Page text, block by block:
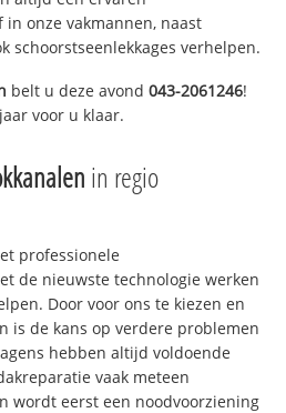
onze vakmannen, naast
schoorstseenlekkages verhelpen.
belt u deze avond043-2061246!
voor u klaar.
in regio
professionele
de nieuwste technologie werken
Door voor ons te kiezen en
is de kans op verdere problemen
hebben altijd voldoende
vaak meteen
wordt eerst een noodvoorziening